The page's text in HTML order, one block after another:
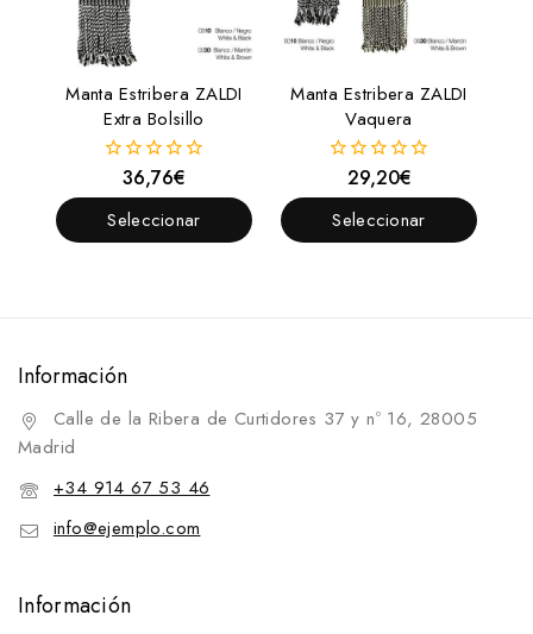
Manta Estribera ZALDI
Extra Bolsillo
fuera
de
36,76€
Seleccionar
Manta Estribera ZALDI
Vaquera
fuera
de
29,20€
Seleccionar
Información
Calle de la Ribera de Curtidores 37 y nº 16, 28005
Madrid
+34 914 67 53 46
info@ejemplo.com
Información